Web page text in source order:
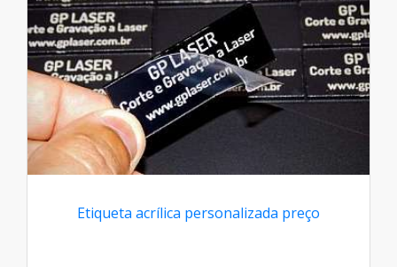
Etiqueta acrílica personalizada preço